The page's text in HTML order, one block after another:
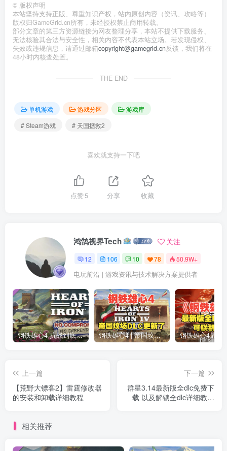
© 版权声明
本站坚持支持正版、尊重知识产权，站内原创内容（资讯、攻略等）
版权归GameGrid.cn所有，未经授权禁止商用转载。
部分文章的第三方资源链接为网友整理分享，本站不提供下载服务、
无法核验其合法与安全性，相关内容不代表本站立场。若发现侵权、
失效或违规信息，请通过邮箱copyright@gamegrid.cn反馈，我们将在
48小时内核查处置。
THE END
单机游戏 游戏分区
游戏库
# Steam游戏
# 天国拯救2
喜欢就支持一下吧
点赞5 分享 收藏
鸿鹄视界Tech 关注
12 106 10 78 50.9W+
电玩前沿 | 游戏资讯与技术解决方案提供者
钢铁雄心4 抗战到底全DLC解锁补丁免费分享 1.17最新版2025 钢铁雄心4 | 帝国坟场全DLC解锁补丁免费下载_1.16最新版2025
上一篇
【荒野大镖客2】雷霆修改器
的安装和卸载详细教程
下一篇
群星3.14最新版全dlc免费下
载 以及解锁全dlc详细教程
相关推荐